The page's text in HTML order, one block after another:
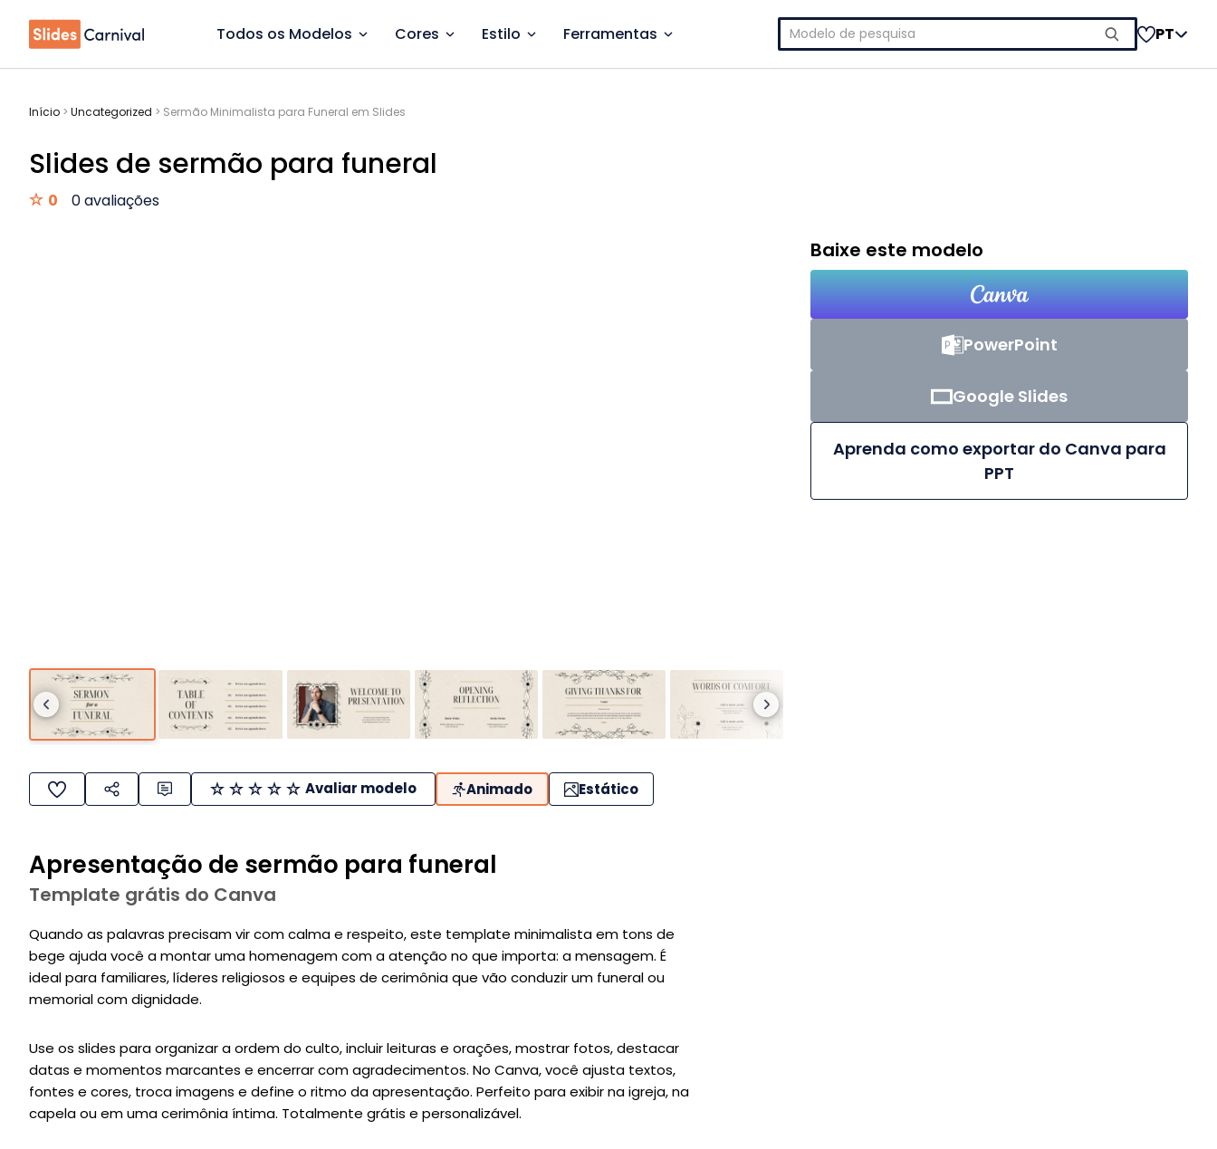
Todos os Modelos Cores Estilo Ferramentas
Pesquisar
por:
PT
Início > Uncategorized > Sermão Minimalista para Funeral em Slides
Slides de sermão para funeral
0 0 avaliações
Avaliar modelo Animado Estático
Apresentação de sermão para funeral
Template grátis do Canva
Quando as palavras precisam vir com calma e respeito, este template minimalista em tons de
bege ajuda você a montar uma homenagem com a atenção no que importa: a mensagem. É
ideal para familiares, líderes religiosos e equipes de cerimônia que vão conduzir um funeral ou
memorial com dignidade.
Use os slides para organizar a ordem do culto, incluir leituras e orações, mostrar fotos, destacar
datas e momentos marcantes e encerrar com agradecimentos. No Canva, você ajusta textos,
fontes e cores, troca imagens e define o ritmo da apresentação. Perfeito para exibir na igreja, na
capela ou em uma cerimônia íntima. Totalmente grátis e personalizável.
Baixe este modelo
PowerPoint
Google Slides
Aprenda como exportar do Canva para
PPT